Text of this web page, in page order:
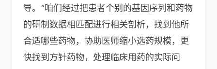
导。“咱们经过把患者个别的基因序列和药物
的研制数据相匹配进行相关剖析，找到他所
合适哪些药物，协助医师缩小选药规模，更
快找到方针药物，处理临床用药的实际问